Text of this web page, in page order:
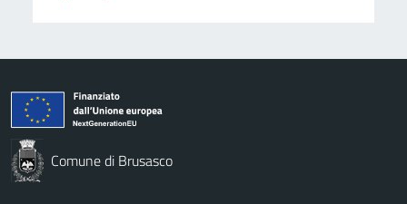
Comune di Brusasco